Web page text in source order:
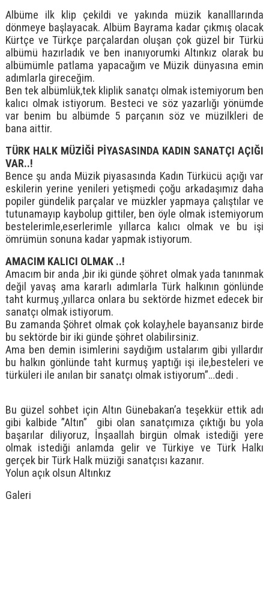
Albüme ilk klip çekildi ve yakında müzik kanalllarında
dönmeye başlayacak. Albüm Bayrama kadar çıkmış olacak
Kürtçe ve Türkçe parçalardan oluşan çok güzel bir Türkü
albümü hazırladık ve ben inanıyorumki Altınkız olarak bu
albümümle patlama yapacağım ve Müzik dünyasına emin
adımlarla gireceğim.
Ben tek albümlük,tek kliplik sanatçı olmak istemiyorum ben
kalıcı olmak istiyorum. Besteci ve söz yazarlığı yönümde
var benim bu albümde 5 parçanın söz ve müzilkleri de
bana aittir.
TÜRK HALK MÜZİĞİ PİYASASINDA KADIN SANATÇI AÇIĞI
VAR..!
Bence şu anda Müzik piyasasında Kadın Türkücü açığı var
eskilerin yerine yenileri yetişmedi çoğu arkadaşımız daha
popiler gündelik parçalar ve müzkler yapmaya çalıştılar ve
tutunamayıp kaybolup gittiler, ben öyle olmak istemiyorum
bestelerimle,eserlerimle yıllarca kalıcı olmak ve bu işi
ömrümün sonuna kadar yapmak istiyorum.
AMACIM KALICI OLMAK ..!
Amacım bir anda ,bir iki günde şöhret olmak yada tanınmak
değil yavaş ama kararlı adımlarla Türk halkının gönlünde
taht kurmuş ,yıllarca onlara bu sektörde hizmet edecek bir
sanatçı olmak istiyorum.
Bu zamanda Şöhret olmak çok kolay,hele bayansanız birde
bu sektörde bir iki günde şöhret olabilirsiniz.
Ama ben demin isimlerini saydığım ustalarım gibi yıllardır
bu halkın gönlünde taht kurmuş yaptığı işi ile,besteleri ve
türküleri ile anılan bir sanatçı olmak istiyorum”…dedi .
Bu güzel sohbet için Altın Günebakan’a teşekkür ettik adı
gibi kalbide ”Altın” gibi olan sanatçımıza çıktığı bu yola
başarılar diliyoruz, İnşaallah birgün olmak istediği yere
olmak istediği anlamda gelir ve Türkiye ve Türk Halkı
gerçek bir Türk Halk müziği sanatçısı kazanır.
Yolun açık olsun Altınkız
Galeri